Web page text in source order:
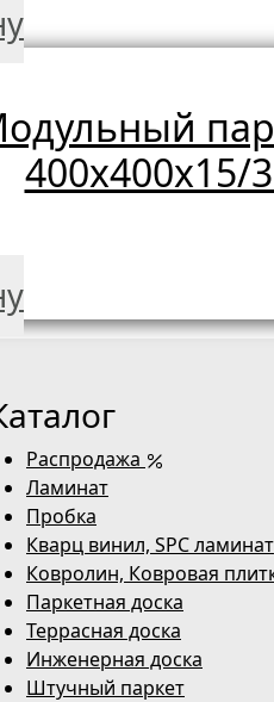
400х400х15/
Распродажа
Ламинат
Пробка
Кварц винил, SPC ламинат
Ковролин, Ковровая
Паркетная доска
Террасная доска
Инженерная доска
Штучный паркет